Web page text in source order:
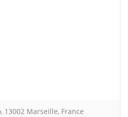
13002 Marseille, France